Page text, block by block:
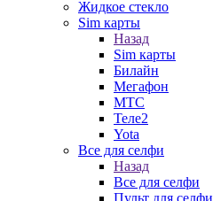
Жидкое стекло
Sim карты
Назад
Sim карты
Билайн
Мегафон
МТС
Теле2
Yota
Все для селфи
Назад
Все для селфи
Пульт для селфи